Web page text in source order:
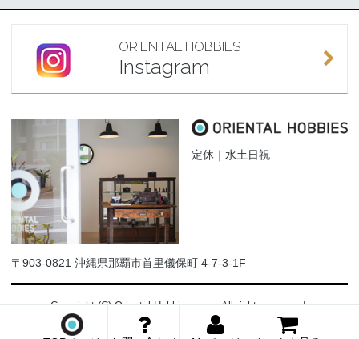
ORIENTAL HOBBIES
Instagram
定休｜水土日祝
〒903-0821 沖縄県那覇市首里儀保町 4-7-3-1F
Copyright (C) Oriental-Hobbies.com. All rights reserved.